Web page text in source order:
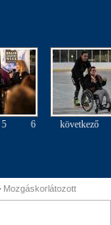
5 6
következő
Mozgáskorlátozott